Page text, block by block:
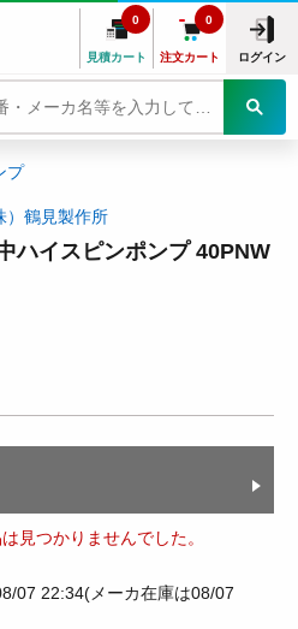
見積カート
0
注文カート
0
ログイン
プ
）鶴見製作所
ハイスピンポンプ 40PNW
見つかりませんでした。
07 22:34(メーカ在庫は08/07